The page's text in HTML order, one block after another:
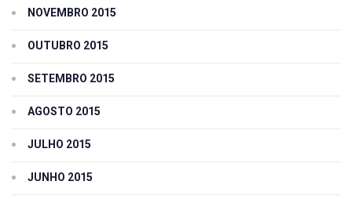
NOVEMBRO 2015
OUTUBRO 2015
SETEMBRO 2015
AGOSTO 2015
JULHO 2015
JUNHO 2015